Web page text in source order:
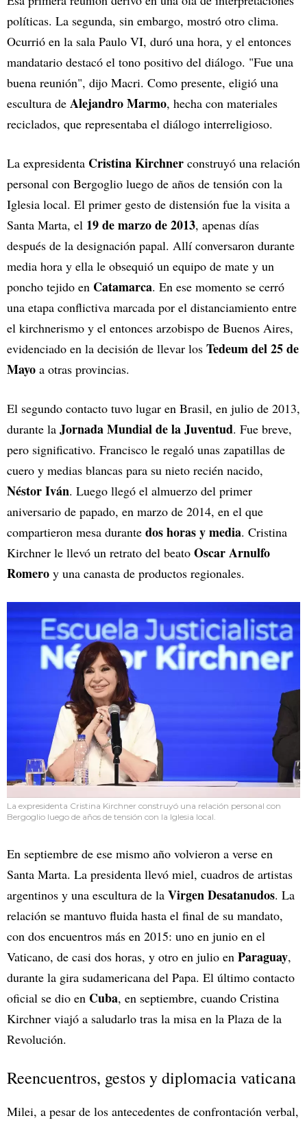
políticas. La segunda, sin embargo, mostró otro clima.
Ocurrió en la sala Paulo VI, duró una hora, y el entonces
mandatario destacó el tono positivo del diálogo. "Fue una
buena reunión", dijo Macri. Como presente, eligió una
escultura de Alejandro Marmo, hecha con materiales
reciclados, que representaba el diálogo interreligioso.
La expresidenta Cristina Kirchner construyó una relación
personal con Bergoglio luego de años de tensión con la
Iglesia local. El primer gesto de distensión fue la visita a
Santa Marta, el 19 de marzo de 2013, apenas días
después de la designación papal. Allí conversaron durante
media hora y ella le obsequió un equipo de mate y un
poncho tejido en Catamarca. En ese momento se cerró
una etapa conflictiva marcada por el distanciamiento entre
el kirchnerismo y el entonces arzobispo de Buenos Aires,
evidenciado en la decisión de llevar los Tedeum del 25 de
Mayo a otras provincias.
El segundo contacto tuvo lugar en Brasil, en julio de 2013,
durante la Jornada Mundial de la Juventud. Fue breve,
pero significativo. Francisco le regaló unas zapatillas de
cuero y medias blancas para su nieto recién nacido,
Néstor Iván. Luego llegó el almuerzo del primer
aniversario de papado, en marzo de 2014, en el que
compartieron mesa durante dos horas y media. Cristina
Kirchner le llevó un retrato del beato Oscar Arnulfo
Romero y una canasta de productos regionales.
La expresidenta Cristina Kirchner construyó una relación personal con
Bergoglio luego de años de tensión con la Iglesia local.
En septiembre de ese mismo año volvieron a verse en
Santa Marta. La presidenta llevó miel, cuadros de artistas
argentinos y una escultura de la Virgen Desatanudos. La
relación se mantuvo fluida hasta el final de su mandato,
con dos encuentros más en 2015: uno en junio en el
Vaticano, de casi dos horas, y otro en julio en Paraguay,
durante la gira sudamericana del Papa. El último contacto
oficial se dio en Cuba, en septiembre, cuando Cristina
Kirchner viajó a saludarlo tras la misa en la Plaza de la
Revolución.
Reencuentros, gestos y diplomacia vaticana
Milei, a pesar de los antecedentes de confrontación verbal,